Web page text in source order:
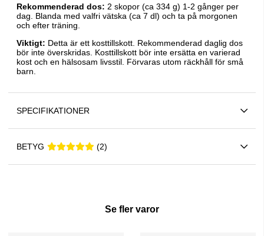
Rekommenderad dos: 2 skopor (ca 334 g) 1-2 gånger per
dag. Blanda med valfri vätska (ca 7 dl) och ta på morgonen
och efter träning.
Viktigt: Detta är ett kosttillskott. Rekommenderad daglig dos
bör inte överskridas. Kosttillskott bör inte ersätta en varierad
kost och en hälsosam livsstil. Förvaras utom räckhåll för små
barn.
SPECIFIKATIONER
BETYG 5 2 (2)
Se fler varor